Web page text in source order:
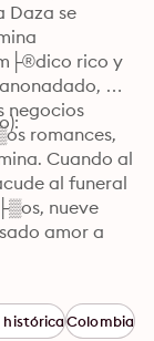
Daza se
rico y
negocios
romances,
Cuando al
al funeral
nueve
amor a
históricaColombia